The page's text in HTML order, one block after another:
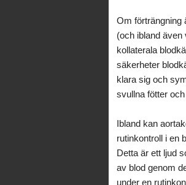
Om förträngning
(och ibland
kollaterala
säkerheter
klara sig och
svullna fötter och
Ibland kan
rutinkontroll i en
Detta är ett ljud
av blod genom
under en